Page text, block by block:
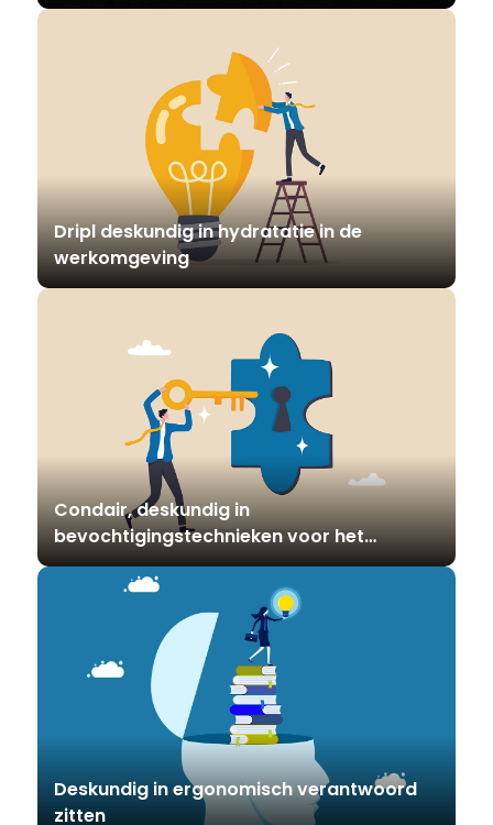
Dripl deskundig in hydratatie in de
werkomgeving
Condair, deskundig in
bevochtigingstechnieken voor het
binnenmilieu
Deskundig in ergonomisch verantwoord
zitten